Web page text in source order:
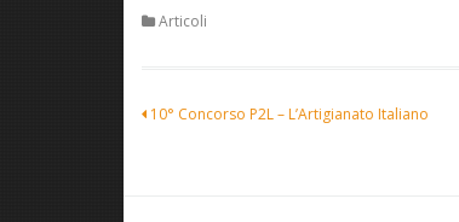
Articoli
Navigazione
10° Concorso P2L – L’Artigianato Italiano